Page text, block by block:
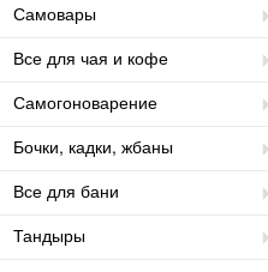
Самовары
Все для чая и кофе
Самогоноварение
Бочки, кадки, жбаны
Все для бани
Тандыры